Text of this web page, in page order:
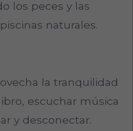
los peces y las
naturales.
la tranquilidad
escuchar música
y desconectar.